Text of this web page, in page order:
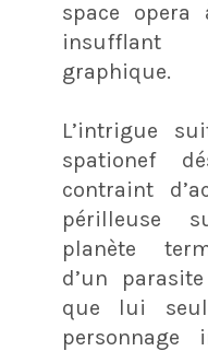
space opera
insufflant
graphique.
L’intrigue
spationef
contraint
périlleuse
planète
d’un
que lui
personnage